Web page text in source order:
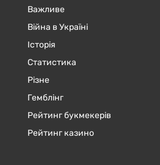
Важливе
Війна в Україні
Історія
Статистика
Різне
Гемблінг
Рейтинг букмекерів
Рейтинг казино